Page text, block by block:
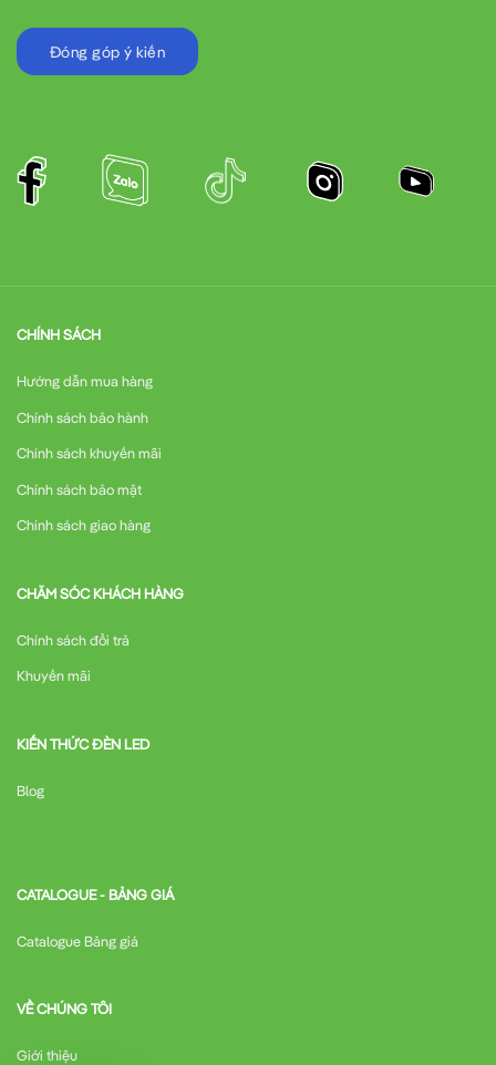
Đóng góp ý kiến
CHÍNH SÁCH
Hướng dẫn mua hàng
Chính sách bảo hành
Chính sách khuyến mãi
Chính sách bảo mật
Chính sách giao hàng
CHĂM SÓC KHÁCH HÀNG
Chính sách đổi trả
Khuyến mãi
KIẾN THỨC ĐÈN LED
Blog
CATALOGUE - BẢNG GIÁ
Catalogue Bảng giá
VỀ CHÚNG TÔI
Giới thiệu